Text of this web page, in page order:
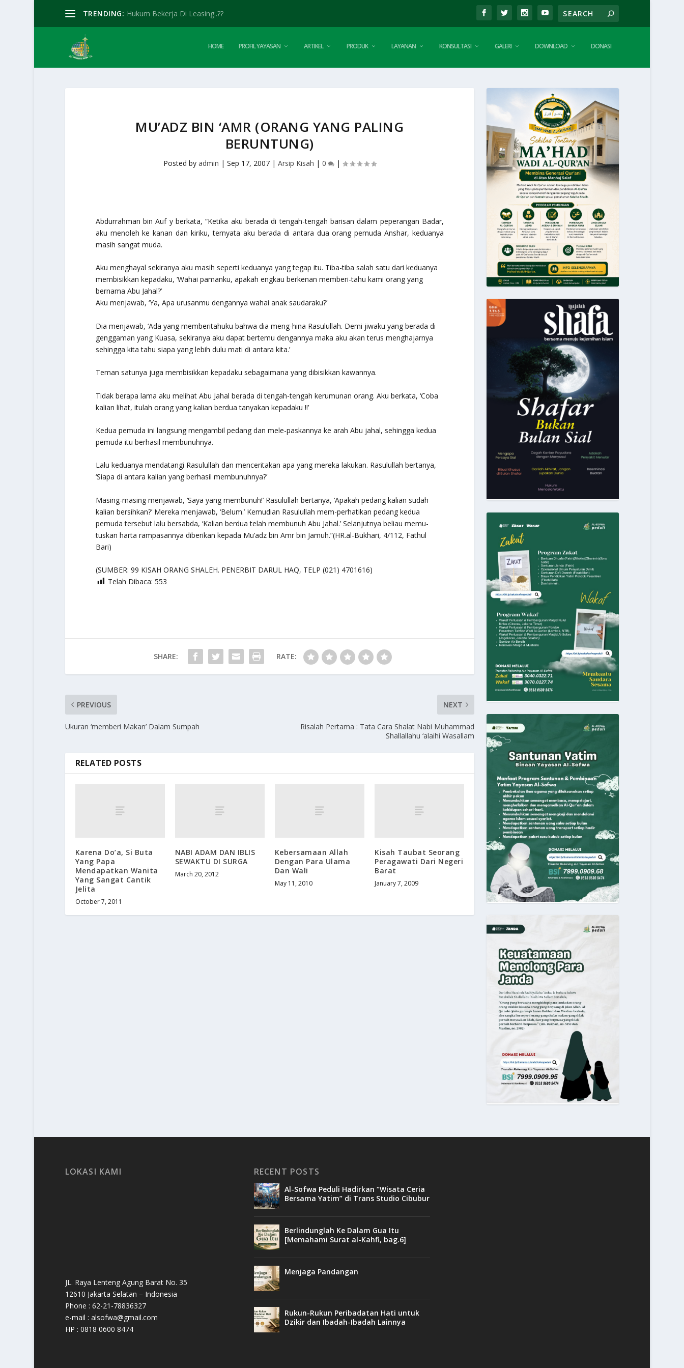
TRENDING: Hukum Bekerja Di Leasing..??
HOME PROFIL YAYASAN ARTIKEL PRODUK LAYANAN KONSULTASI GALERI DOWNLOAD DONASI
MU’ADZ BIN ‘AMR (ORANG YANG PALING
BERUNTUNG)
Posted by admin | Sep 17, 2007| Arsip Kisah | 0 |
Abdurrahman bin Auf y berkata, “Ketika aku berada di tengah-tengah barisan dalam peperangan Badar,
aku menoleh ke kanan dan kiriku, ternyata aku berada di antara dua orang pemuda Anshar, keduanya
masih sangat muda.
Aku menghayal sekiranya aku masih seperti keduanya yang tegap itu. Tiba-tiba salah satu dari keduanya
membisikkan kepadaku, ‘Wahai pamanku, apakah engkau berkenan memberi-tahu kami orang yang
bernama Abu Jahal?’
Aku menjawab, ‘Ya, Apa urusanmu dengannya wahai anak saudaraku?’
Dia menjawab, ‘Ada yang memberitahuku bahwa dia meng-hina Rasulullah. Demi jiwaku yang berada di
genggaman yang Kuasa, sekiranya aku dapat bertemu dengannya maka aku akan terus menghajarnya
sehingga kita tahu siapa yang lebih dulu mati di antara kita.’
Teman satunya juga membisikkan kepadaku sebagaimana yang dibisikkan kawannya.
Tidak berapa lama aku melihat Abu Jahal berada di tengah-tengah kerumunan orang. Aku berkata, ‘Coba
kalian lihat, itulah orang yang kalian berdua tanyakan kepadaku !!’
Kedua pemuda ini langsung mengambil pedang dan mele-paskannya ke arah Abu jahal, sehingga kedua
pemuda itu berhasil membunuhnya.
Lalu keduanya mendatangi Rasulullah dan menceritakan apa yang mereka lakukan. Rasulullah bertanya,
‘Siapa di antara kalian yang berhasil membunuhnya?’
Masing-masing menjawab, ‘Saya yang membunuh!’ Rasulullah bertanya, ‘Apakah pedang kalian sudah
kalian bersihkan?’ Mereka menjawab, ‘Belum.’ Kemudian Rasulullah mem-perhatikan pedang kedua
pemuda tersebut lalu bersabda, ‘Kalian berdua telah membunuh Abu Jahal.’ Selanjutnya beliau memu-
tuskan harta rampasannya diberikan kepada Mu’adz bin Amr bin Jamuh.”(HR.al-Bukhari, 4/112, Fathul
Bari)
(SUMBER: 99 KISAH ORANG SHALEH. PENERBIT DARUL HAQ, TELP (021) 4701616)
Telah Dibaca: 553
SHARE: RATE:
PREVIOUS
Ukuran ‘memberi Makan’ Dalam Sumpah
NEXT
Risalah Pertama : Tata Cara Shalat Nabi Muhammad
Shallallahu ‘alaihi Wasallam
RELATED POSTS
Karena Do’a, Si Buta
Yang Papa
Mendapatkan Wanita
Yang Sangat Cantik
Jelita
October 7, 2011
NABI ADAM DAN IBLIS
SEWAKTU DI SURGA
March 20, 2012
Kebersamaan Allah
Dengan Para Ulama
Dan Wali
May 11, 2010
Kisah Taubat Seorang
Peragawati Dari Negeri
Barat
January 7, 2009
LOKASI KAMI
JL. Raya Lenteng Agung Barat No. 35
12610 Jakarta Selatan – Indonesia
Phone : 62-21-78836327
e-mail : alsofwa@gmail.com
HP : 0818 0600 8474
RECENT POSTS
Al-Sofwa Peduli Hadirkan “Wisata Ceria
Bersama Yatim” di Trans Studio Cibubur
Berlindunglah Ke Dalam Gua Itu
[Memahami Surat al-Kahfi, bag.6]
Menjaga Pandangan
Rukun-Rukun Peribadatan Hati untuk
Dzikir dan Ibadah-Ibadah Lainnya